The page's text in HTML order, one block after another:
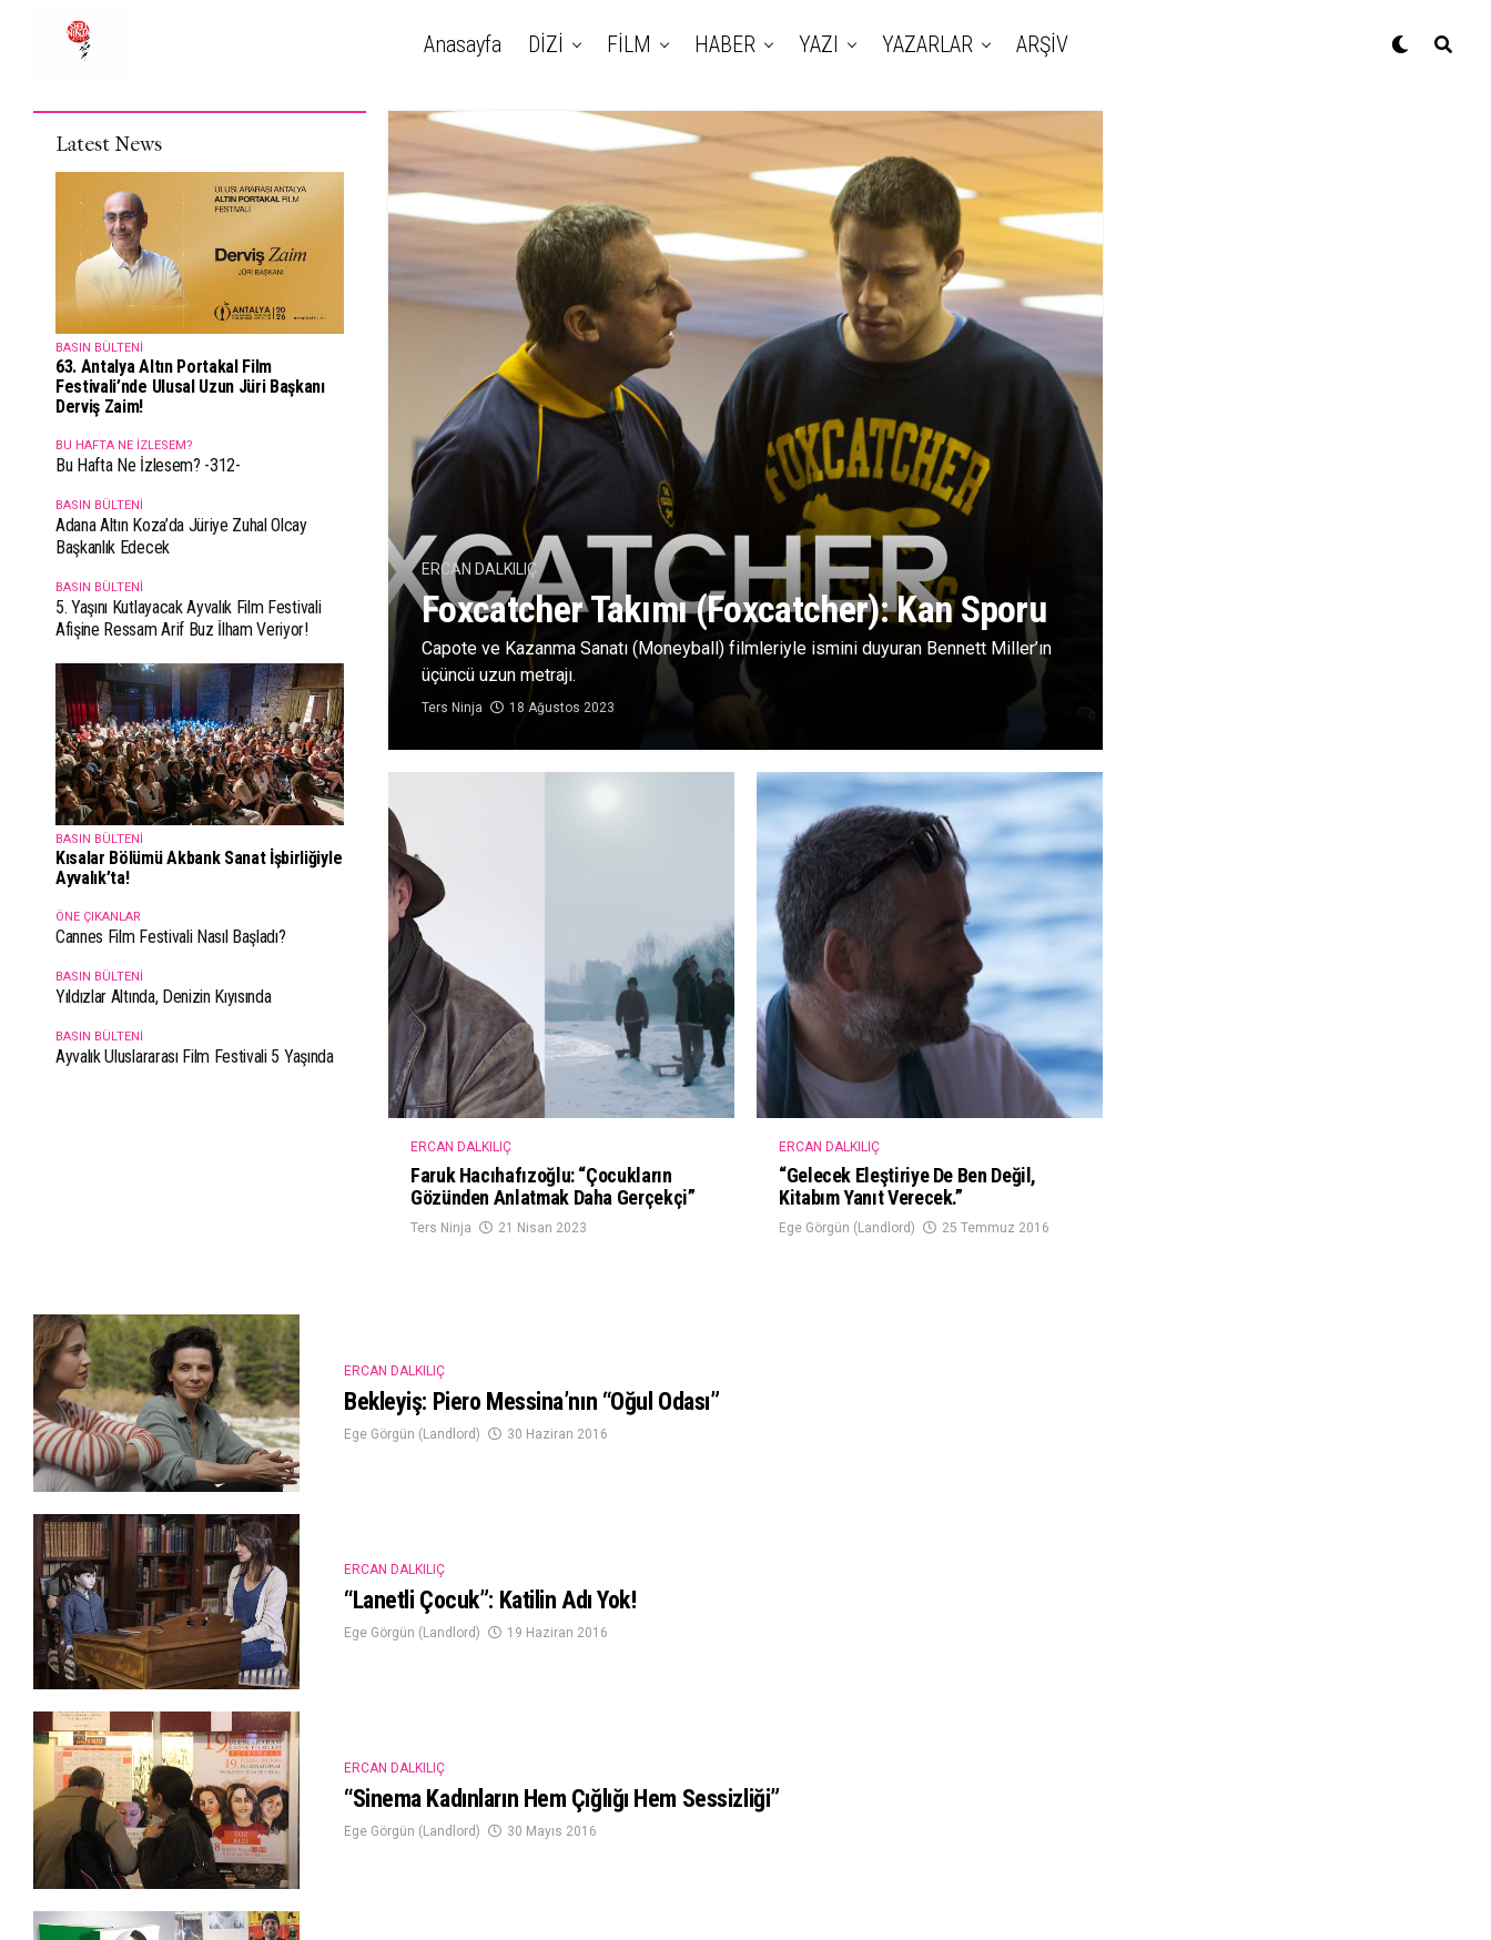
Anasayfa DİZİ FİLM HABER YAZI YAZARLAR ARŞİV
ERCAN DALKILIÇ
Foxcatcher Takımı (Foxcatcher): Kan Sporu
Capote ve Kazanma Sanatı (Moneyball) filmleriyle ismini duyuran Bennett Miller’ın
üçüncü uzun metrajı.
Ters Ninja 18 Ağustos 2023
ERCAN DALKILIÇ
Faruk Hacıhafızoğlu: “Çocukların
Gözünden Anlatmak Daha Gerçekçi”
Ters Ninja 21 Nisan 2023
ERCAN DALKILIÇ
“Gelecek Eleştiriye De Ben Değil,
Kitabım Yanıt Verecek.”
Ege Görgün (Landlord) 25 Temmuz 2016
Latest News
BASIN BÜLTENI
63. Antalya Altın Portakal Film
Festivali’nde Ulusal Uzun Jüri Başkanı
Derviş Zaim!
BU HAFTA NE İZLESEM?
Bu Hafta Ne İzlesem? -312-
BASIN BÜLTENI
Adana Altın Koza’da Jüriye Zuhal Olcay
Başkanlık Edecek
BASIN BÜLTENI
5. Yaşını Kutlayacak Ayvalık Film Festivali
Afişine Ressam Arif Buz İlham Veriyor!
BASIN BÜLTENI
Kısalar Bölümü Akbank Sanat İşbirliğiyle
Ayvalık’ta!
ÖNE ÇIKANLAR
Cannes Film Festivali Nasıl Başladı?
BASIN BÜLTENI
Yıldızlar Altında, Denizin Kıyısında
BASIN BÜLTENI
Ayvalık Uluslararası Film Festivali 5 Yaşında
ERCAN DALKILIÇ
Bekleyiş: Piero Messina’nın “Oğul Odası”
Ege Görgün (Landlord) 30 Haziran 2016
ERCAN DALKILIÇ
“Lanetli Çocuk”: Katilin Adı Yok!
Ege Görgün (Landlord) 19 Haziran 2016
ERCAN DALKILIÇ
“Sinema Kadınların Hem Çığlığı Hem Sessizliği”
Ege Görgün (Landlord) 30 Mayıs 2016